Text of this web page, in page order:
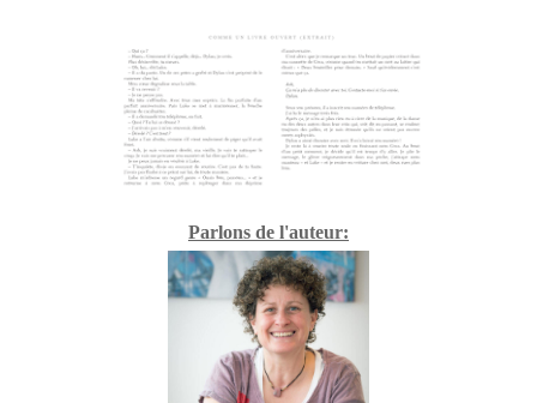
Parlons de l'auteur: